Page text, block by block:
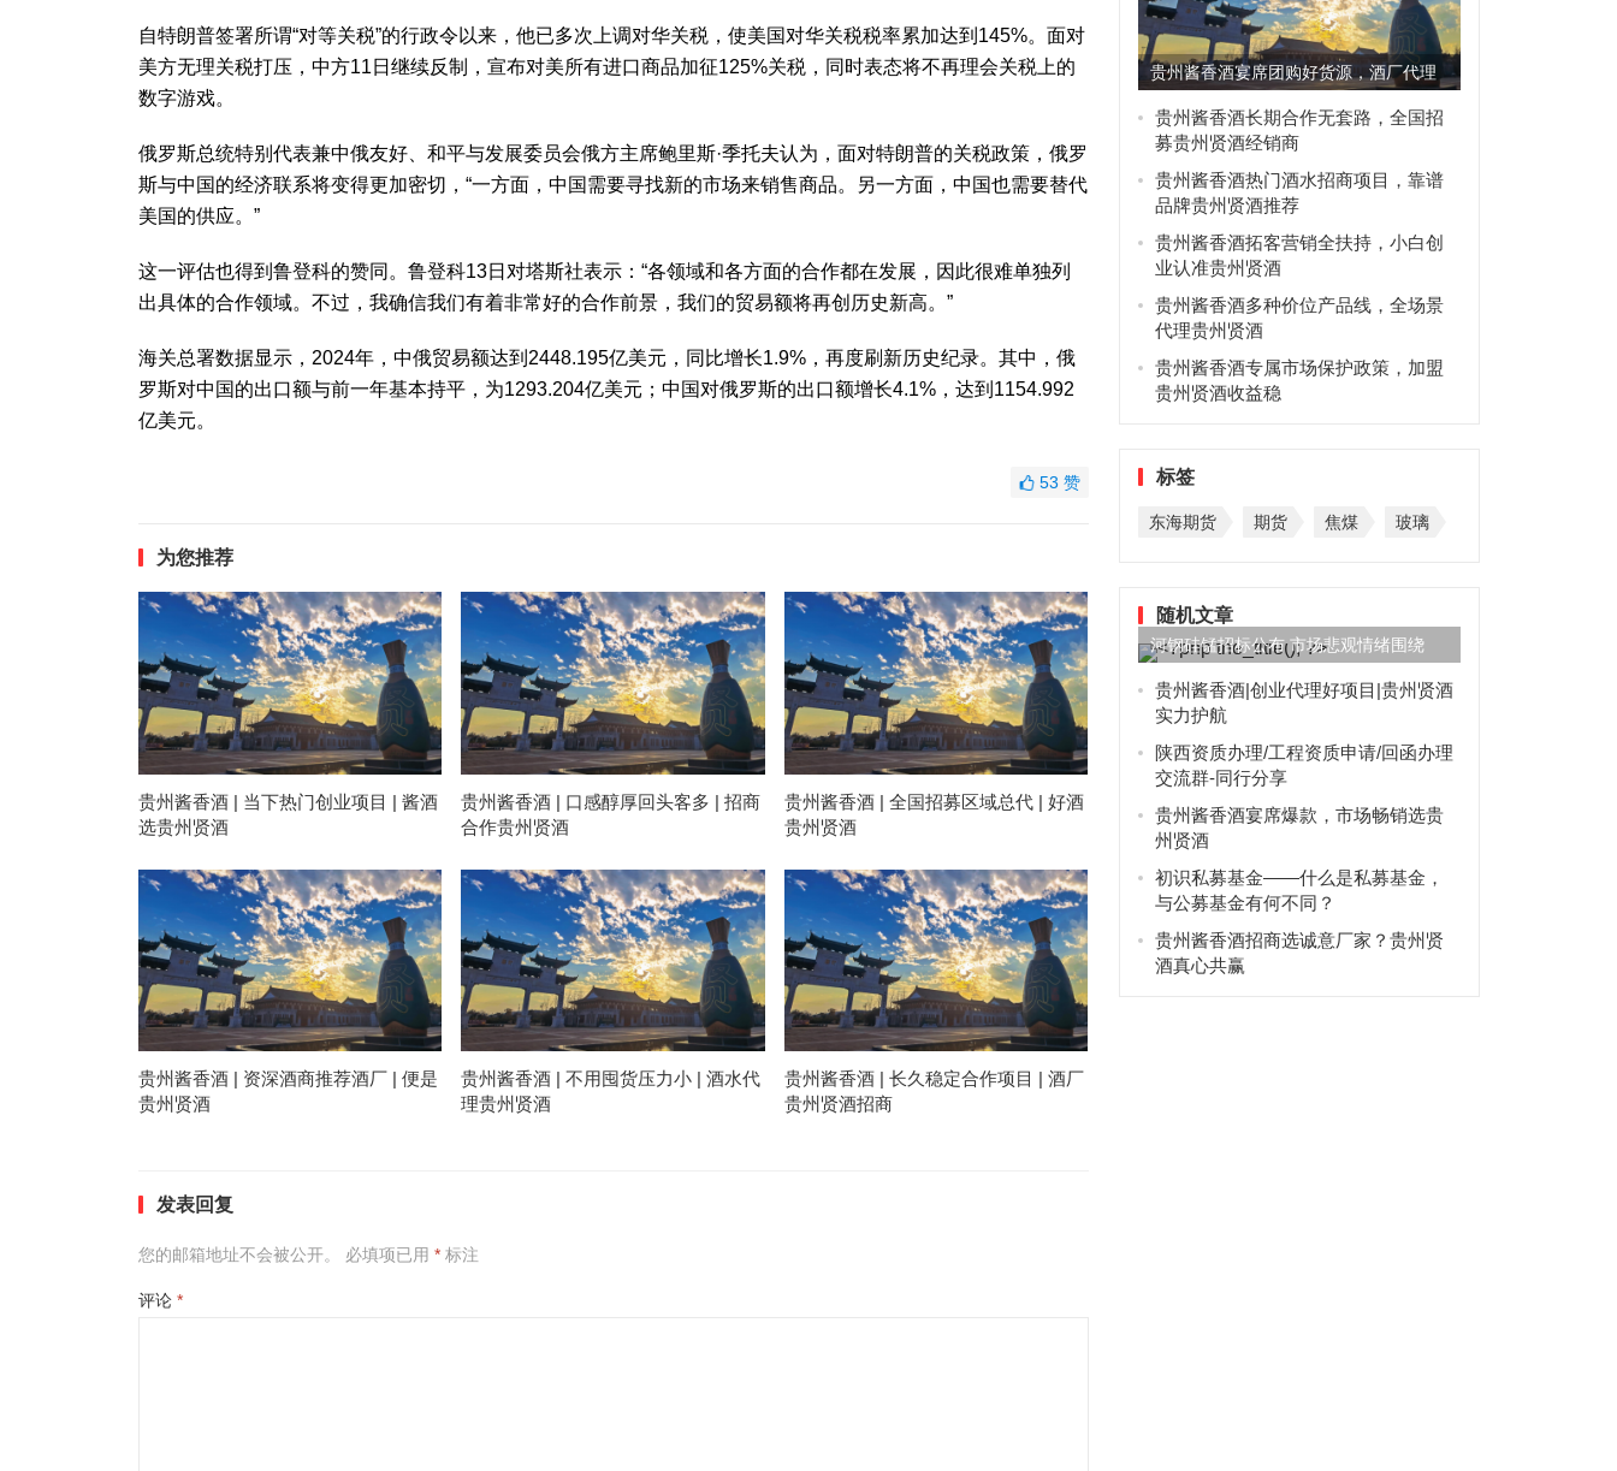
自特朗普签署所谓“对等关税”的行政令以来，他已多次上调对华关税，使美国对华关税税率累加达到145%。面对
美方无理关税打压，中方11日继续反制，宣布对美所有进口商品加征125%关税，同时表态将不再理会关税上的
数字游戏。
俄罗斯总统特别代表兼中俄友好、和平与发展委员会俄方主席鲍里斯·季托夫认为，面对特朗普的关税政策，俄罗
斯与中国的经济联系将变得更加密切，“一方面，中国需要寻找新的市场来销售商品。另一方面，中国也需要替代
美国的供应。”
这一评估也得到鲁登科的赞同。鲁登科13日对塔斯社表示：“各领域和各方面的合作都在发展，因此很难单独列
出具体的合作领域。不过，我确信我们有着非常好的合作前景，我们的贸易额将再创历史新高。”
海关总署数据显示，2024年，中俄贸易额达到2448.195亿美元，同比增长1.9%，再度刷新历史纪录。其中，俄
罗斯对中国的出口额与前一年基本持平，为1293.204亿美元；中国对俄罗斯的出口额增长4.1%，达到1154.992
亿美元。
53 赞
为您推荐
贵州酱香酒 | 当下热门创业项目 | 酱酒
选贵州贤酒
贵州酱香酒 | 口感醇厚回头客多 | 招商
合作贵州贤酒
贵州酱香酒 | 全国招募区域总代 | 好酒
贵州贤酒
贵州酱香酒 | 资深酒商推荐酒厂 | 便是
贵州贤酒
贵州酱香酒 | 不用囤货压力小 | 酒水代
理贵州贤酒
贵州酱香酒 | 长久稳定合作项目 | 酒厂
贵州贤酒招商
发表回复
您的邮箱地址不会被公开。 必填项已用 *标注
评论 *
贵州酱香酒宴席团购好货源，酒厂代理
优先选贵州贤酒
贵州酱香酒长期合作无套路，全国招
募贵州贤酒经销商
贵州酱香酒热门酒水招商项目，靠谱
品牌贵州贤酒推荐
贵州酱香酒拓客营销全扶持，小白创
业认准贵州贤酒
贵州酱香酒多种价位产品线，全场景
代理贵州贤酒
贵州酱香酒专属市场保护政策，加盟
贵州贤酒收益稳
标签
东海期货 期货 焦煤 玻璃
随机文章
河钢硅锰招标公布 市场悲观情绪围绕
贵州酱香酒|创业代理好项目|贵州贤酒
实力护航
陕西资质办理/工程资质申请/回函办理
交流群-同行分享
贵州酱香酒宴席爆款，市场畅销选贵
州贤酒
初识私募基金——什么是私募基金，
与公募基金有何不同？
贵州酱香酒招商选诚意厂家？贵州贤
酒真心共赢